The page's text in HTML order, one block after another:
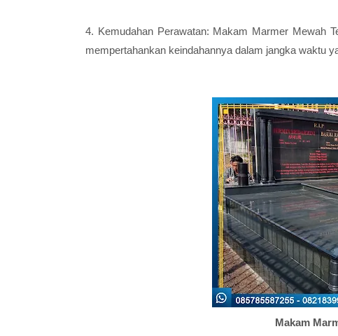
4. Kemudahan Perawatan: Makam Marmer Mewah
mempertahankan keindahannya dalam jangka waktu
Makam